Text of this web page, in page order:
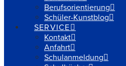
Berufsorientierung
Schüler-Kunstblog
SERVICE
Kontakt
Anfahrt
Schulanmeldung